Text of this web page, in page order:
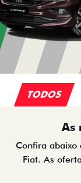
TODOS
As
Confira abaixo
Fiat. As